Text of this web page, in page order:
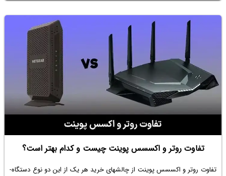
تفاوت روتر و اکسسس پوینت چیست و کدام بهتر است؟
تفاوت روتر و اکسسس پوینت از چالش­های خرید هر یک از این دو نوع دستگاه­